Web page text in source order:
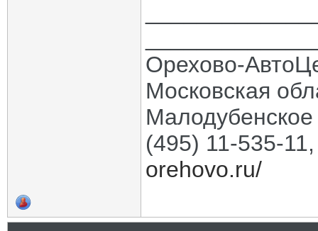
Орехово-
Московская
(495) 11-535-
orehovo.ru/